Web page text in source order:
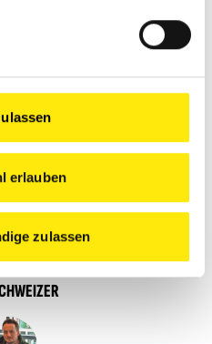
erlauben
zulassen
für dich.